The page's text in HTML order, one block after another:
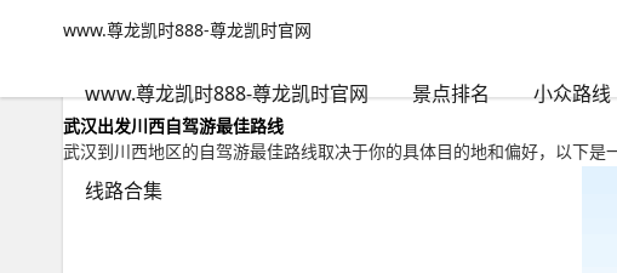
www.尊龙凯时888-尊龙凯时官网
www.尊龙凯时888-尊龙凯时官网 景点排名 小众路线
线路合集
www.尊龙凯时888-尊龙凯时官网
川西自驾游攻略大环线，轿车自驾川西推荐路线-www.尊龙凯时888
武汉出发川西自驾游最佳路线
武汉到川西地区的自驾游最佳路线取决于你的具体目的地和偏好，以下是